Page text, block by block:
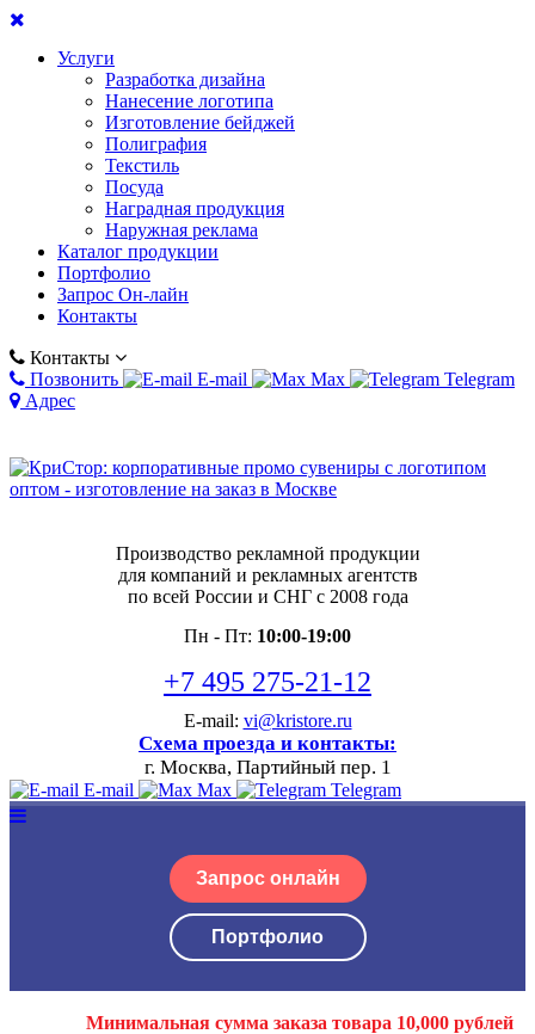
Услуги
Разработка дизайна
Нанесение логотипа
Изготовление бейджей
Полиграфия
Текстиль
Посуда
Наградная продукция
Наружная реклама
Каталог продукции
Портфолио
Запрос Он-лайн
Контакты
Контакты
Позвонить
E-mail Max
Telegram
Адрес
Производство рекламной продукции
для компаний и рекламных агентств
по всей России и СНГ с 2008 года
Пн - Пт: 10:00-19:00
+7 495 275-21-12
E-mail: vi@kristore.ru
Схема проезда и контакты:
г. Москва, Партийный пер. 1
E-mail Max Telegram
Запрос онлайн
Портфолио
Минимальная сумма заказа товара 10,000 рублей